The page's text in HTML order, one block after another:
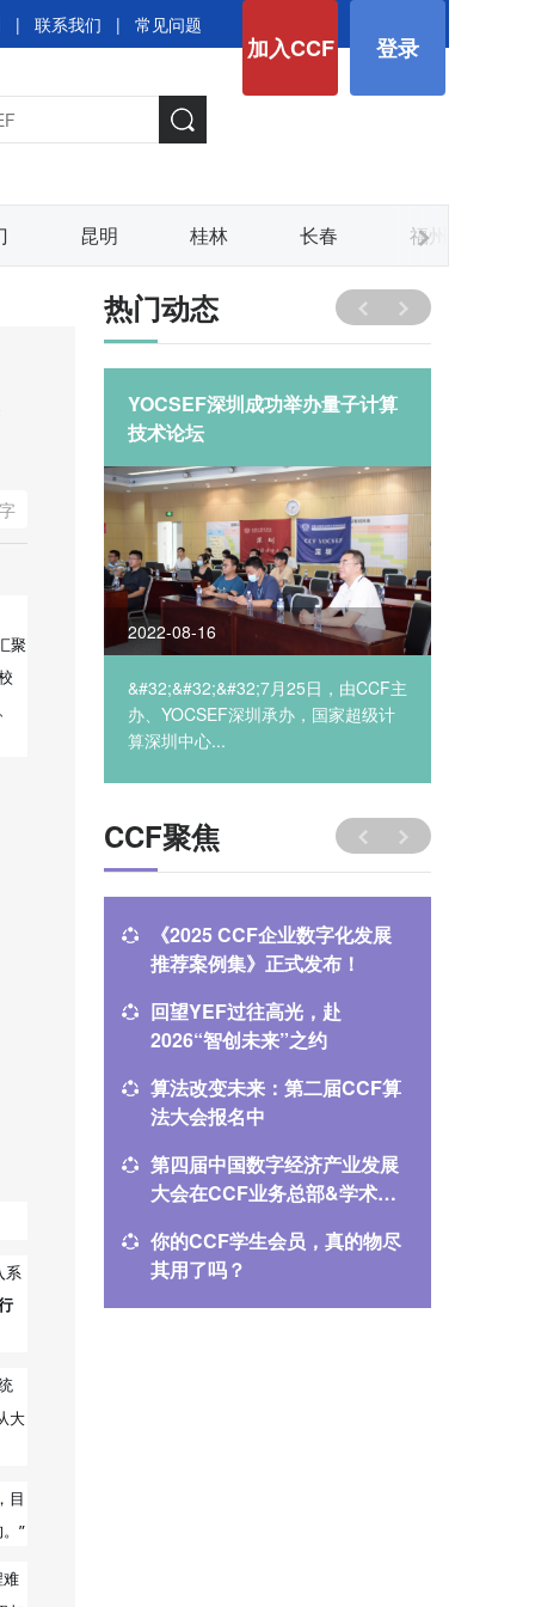
加入CCF 登录
| 联系我们 | 常见问题
昆明 桂林 长春 福州
聚
系
大
目
”
难
热门动态
识
会
YOCSEF深圳成功举办量子计算
技术论坛
2022-08-16
&#32;&#32;&#32;7月25日，由CCF主
办、YOCSEF深圳承办，国家超级计
算深圳中心...
CCF聚焦
《2025 CCF企业数字化发展
推荐案例集》正式发布！
回望YEF过往高光，赴
2026“智创未来”之约
算法改变未来：第二届CCF算
法大会报名中
第四届中国数字经济产业发展
大会在CCF业务总部&学术交
你的CCF学生会员，真的物尽
其用了吗？